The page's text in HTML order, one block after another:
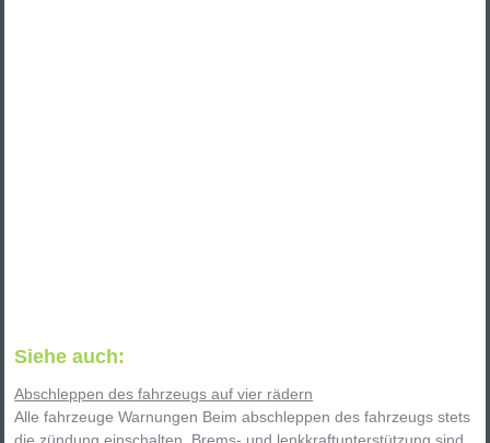
Siehe auch:
Abschleppen des fahrzeugs auf vier rädern
Alle fahrzeuge Warnungen Beim abschleppen des fahrzeugs stets